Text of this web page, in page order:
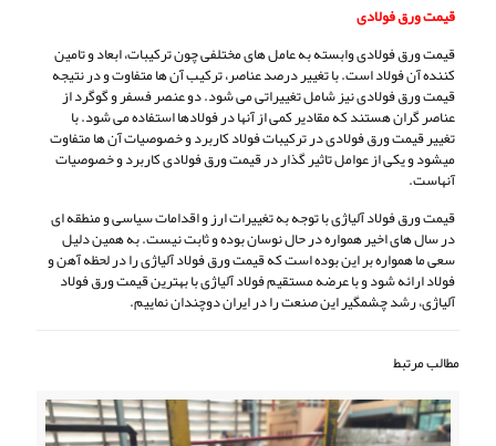
قیمت ورق فولادی
قیمت ورق فولادی وابسته به عامل های مختلفی چون ترکیبات، ابعاد و تامین
کننده آن فولاد است. با تغییر درصد عناصر، ترکیب آن ها متفاوت و در نتیجه
قیمت ورق فولادی نیز شامل تغییراتی می شود. دو عنصر فسفر و گوگرد از
عناصر گران هستند که مقادیر کمی از آنها در فولادها استفاده می شود. با
تغییر قیمت ورق فولادی در ترکیبات فولاد کاربرد و خصوصیات آن ها متفاوت
میشود و یکی از عوامل تاثیر گذار در قیمت ورق فولادی کاربرد و خصوصیات
آنهاست.
قیمت ورق فولاد آلیاژی با توجه به تغییرات ارز و اقدامات سیاسی و منطقه ای
در سال های اخیر همواره در حال نوسان بوده و ثابت نیست. به همین دلیل
سعی ما همواره بر این بوده است که قیمت ورق فولاد آلیاژی را در لحظه آهن و
فولاد ارائه شود و با عرضه مستقیم فولاد آلیاژی با بهترین قیمت ورق فولاد
آلیاژی، رشد چشمگیر این صنعت را در ایران دوچندان نماییم.
مطالب مرتبط